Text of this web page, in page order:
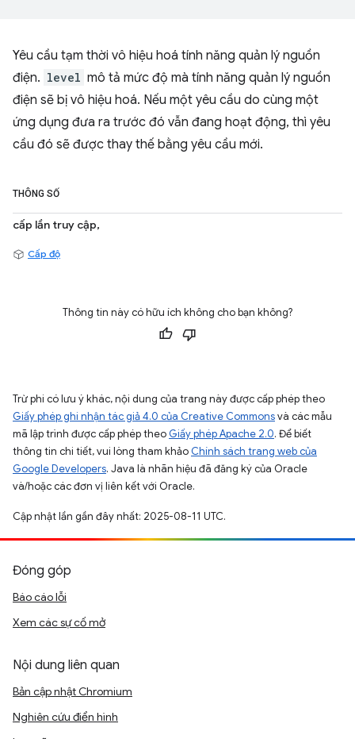
Yêu cầu tạm thời vô hiệu hoá tính năng quản lý nguồn
điện. level mô tả mức độ mà tính năng quản lý nguồn
điện sẽ bị vô hiệu hoá. Nếu một yêu cầu do cùng một
ứng dụng đưa ra trước đó vẫn đang hoạt động, thì yêu
cầu đó sẽ được thay thế bằng yêu cầu mới.
THÔNG SỐ
cấp lần truy cập,
Cấp độ
Thông tin này có hữu ích không cho bạn không?
Trừ phi có lưu ý khác, nội dung của trang này được cấp phép theo
Giấy phép ghi nhận tác giả 4.0 của Creative Commonsvà các mẫu
mã lập trình được cấp phép theo Giấy phép Apache 2.0. Để biết
thông tin chi tiết, vui lòng tham khảo Chính sách trang web của
Google Developers. Java là nhãn hiệu đã đăng ký của Oracle
và/hoặc các đơn vị liên kết với Oracle.
Cập nhật lần gần đây nhất: 2025-08-11 UTC.
Đóng góp
Báo cáo lỗi
Xem các sự cố mở
Nội dung liên quan
Bản cập nhật Chromium
Nghiên cứu điển hình